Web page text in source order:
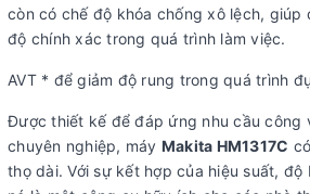
còn có chế độ khóa chống xô lệch, giúp
độ chính xác trong quá trình làm việc.
AVT * để giảm độ rung trong quá trình
Được thiết kế để đáp ứng nhu cầu công
chuyên nghiệp, máy Makita HM1317C
thọ dài. Với sự kết hợp của hiệu suất, độ